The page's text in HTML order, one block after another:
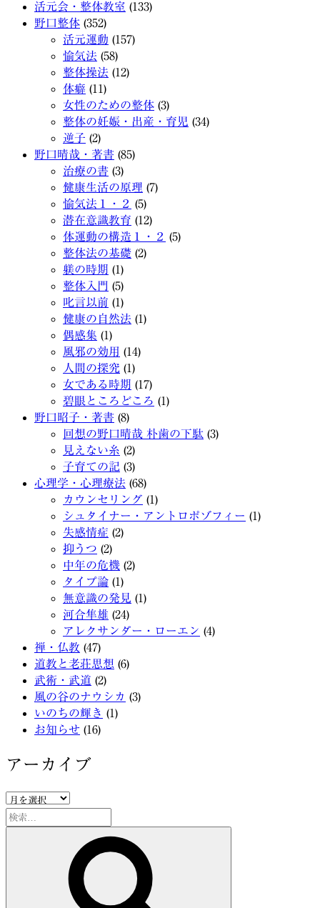
活元会・整体教室 (133)
野口整体 (352)
活元運動 (157)
愉気法 (58)
整体操法 (12)
体癖 (11)
女性のための整体 (3)
整体の妊娠・出産・育児 (34)
逆子 (2)
野口晴哉・著書 (85)
治療の書 (3)
健康生活の原理 (7)
愉気法１・２ (5)
潜在意識教育 (12)
体運動の構造１・２ (5)
整体法の基礎 (2)
躾の時期 (1)
整体入門 (5)
叱言以前 (1)
健康の自然法 (1)
偶感集 (1)
風邪の効用 (14)
人間の探究 (1)
女である時期 (17)
碧眼ところどころ (1)
野口昭子・著書 (8)
回想の野口晴哉 朴歯の下駄 (3)
見えない糸 (2)
子育ての記 (3)
心理学・心理療法 (68)
カウンセリング (1)
シュタイナー・アントロポゾフィー (1)
失感情症 (2)
抑うつ (2)
中年の危機 (2)
タイプ論 (1)
無意識の発見 (1)
河合隼雄 (24)
アレクサンダー・ローエン (4)
禅・仏教 (47)
道教と老荘思想 (6)
武術・武道 (2)
風の谷のナウシカ (3)
いのちの輝き (1)
お知らせ (16)
アーカイブ
ア
ー
カ
検
索: